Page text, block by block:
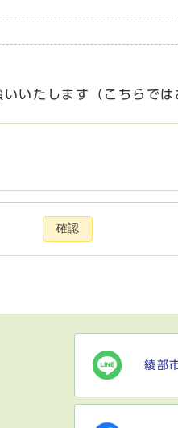
いたします（こちらで
確認
綾部